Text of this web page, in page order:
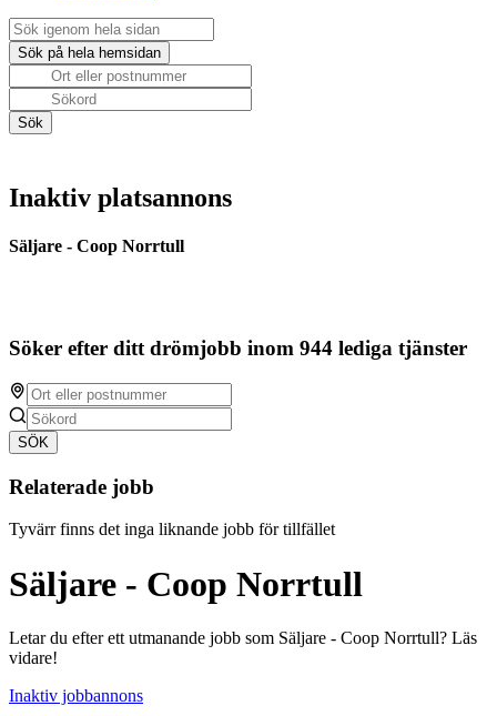
Inaktiv platsannons
Säljare - Coop Norrtull
Söker efter ditt drömjobb inom 944 lediga tjänster
SÖK
Relaterade jobb
Tyvärr finns det inga liknande jobb för tillfället
Säljare - Coop Norrtull
Letar du efter ett utmanande jobb som Säljare - Coop Norrtull? Läs
vidare!
Inaktiv jobbannons